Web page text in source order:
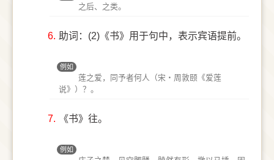
之后、之类。
6. 助词：(2)《书》用于句中，表示宾语提前。
例如
莲之爱，同予者何人（宋‧周敦颐《爱莲
说》）？。
7. 《书》往。
例如